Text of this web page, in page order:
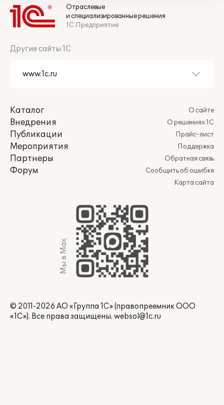
Отраслевые
и специализированные решения
1С:Предприятие
Другие сайты 1С
Каталог
Внедрения
Публикации
Мероприятия
Партнеры
Форум
О сайте
О решениях 1С
Прайс-лист
Поддержка
Обратная связь
Сообщить об ошибке
Карта сайта
Мы в Max
© 2011-2026 АО «Группа 1С» (правопреемник ООО
«1С»). Все права защищены. websol@1c.ru